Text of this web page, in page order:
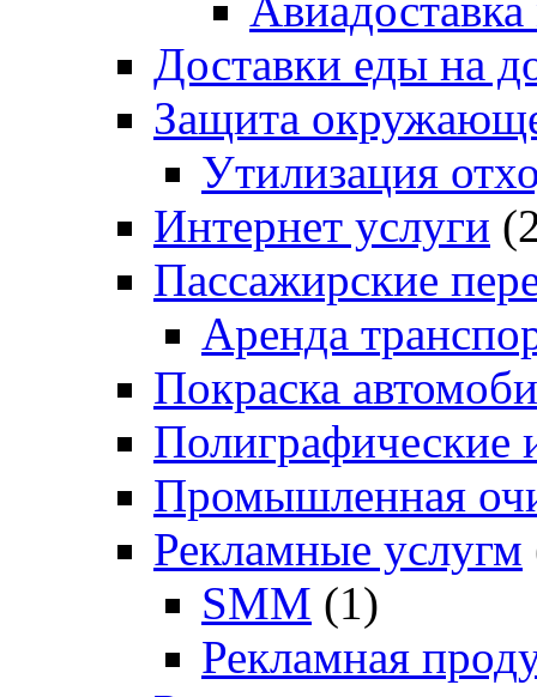
Доставки еды на
Защита
Утилизация
Интернет услуги
Пассажирские
Аренда
Покраска
Полиграфические
Промышленная
Рекламные услугм
SMM (1)
Рекламная